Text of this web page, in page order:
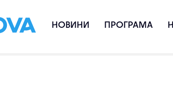
НОВИНИ ПРОГРАМА